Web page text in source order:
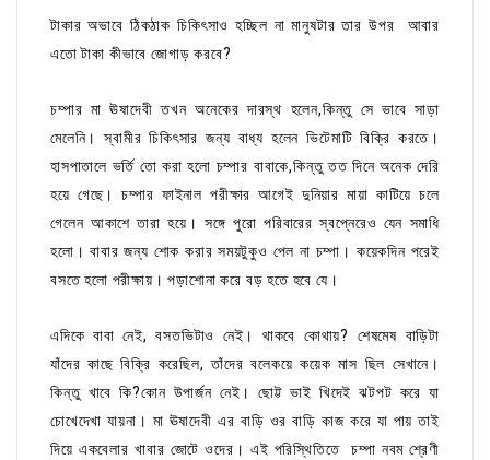
টাকার অভাবে ঠিকঠাক চিকিৎসাও হচ্ছিল না মানুষটার তার উপর আবার
এতো টাকা কীভাবে জোগাড় করবে?
চম্পার মা ঊষাদেবী তখন অনেকের দারস্থ হলেন,কিন্তু সে ভাবে সাড়া
মেলেনি। স্বামীর চিকিৎসার জন্য বাধ্য হলেন ভিটেমাটি বিক্রি করতে।
হাসপাতালে ভর্তি তো করা হলো চম্পার বাবাকে,কিন্তু তত দিনে অনেক দেরি
হয়ে গেছে। চম্পার ফাইনাল পরীক্ষার আগেই দুনিয়ার মায়া কাটিয়ে চলে
গেলেন আকাশে তারা হয়ে। সঙ্গে পুরো পরিবারের স্বপ্নেরেও যেন সমাধি
হলো। বাবার জন্য শোক করার সময়টুকুও পেল না চম্পা। কয়েকদিন পরেই
বসতে হলো পরীক্ষায়। পড়াশোনা করে বড় হতে হবে যে।
এদিকে বাবা নেই, বসতভিটাও নেই। থাকবে কোথায়? শেষমেষ বাড়িটা
যাঁদের কাছে বিক্রি করেছিল, তাঁদের বলেকয়ে কয়েক মাস ছিল সেখানে।
কিন্তু খাবে কি?কোন উপার্জন নেই। ছোট্ট ভাই খিদেই ঝটপট করে যা
চোখেদেখা যায়না। মা ঊষাদেবী এর বাড়ি ওর বাড়ি কাজ করে যা পায় তাই
দিয়ে একবেলার খাবার জোটে ওদের। এই পরিস্থিতিতে চম্পা নবম শ্রেণী